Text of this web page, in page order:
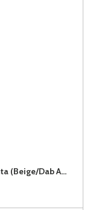
LANGEN BEIGE D40SP-P/L virtuvės spinta (Beige/Dab Artisan)